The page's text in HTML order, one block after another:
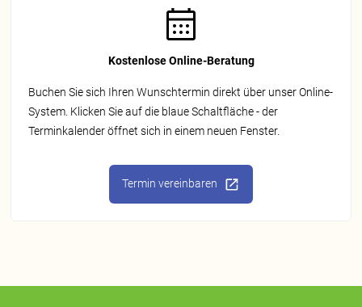
Kostenlose Online-Beratung
Buchen Sie sich Ihren Wunschtermin direkt über unser Online-
System. Klicken Sie auf die blaue Schaltfläche - der
Terminkalender öffnet sich in einem neuen Fenster.
Termin vereinbaren